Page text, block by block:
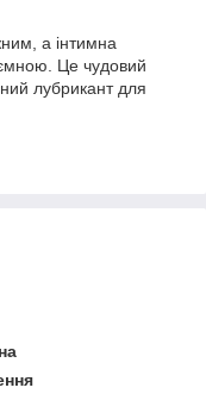
а інтимна
Це чудовий
лубрикант для